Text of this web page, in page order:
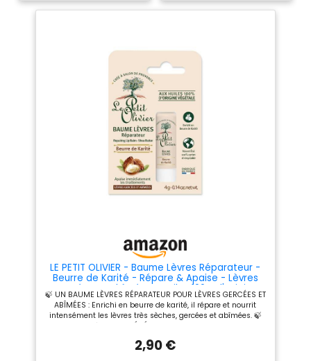
les agressions quotidiennes
visiblement plus douces et
fondante, il offre une
sensation immédiate de
confort. Utilisation quotidienne
: Appliquer quotidiennement
pour maintenir les lèvres
hydratées et protégées. Ce
baume lèvres est facile à
emporter et peut être utilisé à
tout moment de la journée.
Emballage recyclable : Le
baume pour les lèvres est
conçu avec un emballage
pendant 24 h et les laisse
de vous baigner. Il est
Huiles naturelles – Ce baume
hydratant contient du beurre
de karité et de l'huile de jojoba
bio qui procurent une
hydratation optimale à vos
lèvres. Emballage – LABELLO
Protection Solaire FPS 50
NIVEA SUN, stick solaire
protection UVA/UVB, baume à
résistant à l'eau, 1 x 5,5 ml,
LE PETIT OLIVIER - Baume Lèvres Réparateur -
Beurre de Karité - Répare & Apaise - Lèvres
Gercées et Abîmées - Huiles 100% d'Origine
Végétale - Fabriqué en France - 4 g
🍃 UN BAUME LÈVRES RÉPARATEUR POUR LÈVRES GERCÉES ET
ABÎMÉES : Enrichi en beurre de karité, il répare et nourrit
intensément les lèvres très sèches, gercées et abîmées. 🍃
HUILES 100% D'ORIGINE VÉGÉTALE : Ce baume nourrissant est
100% d'origine végétale. 🍃 DES LÈVRES APAISÉES ET
2,90 €